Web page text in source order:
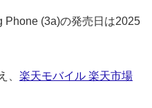
Phone (3a)の発売日は2025
、 楽天モバイル 楽天市場